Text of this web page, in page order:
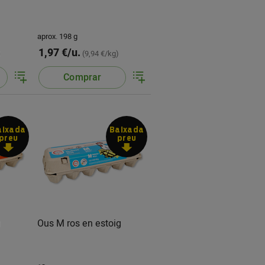
aprox. 198 g
1,97 €/u. (9,94 €/kg)
Comprar
preu
Baixada
preu
Ous M ros en estoig